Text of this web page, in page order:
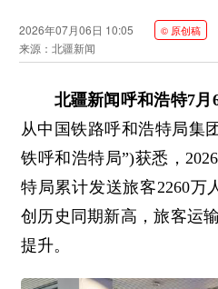
2026年07月06日 10:05
来源：北疆新闻
© 原创稿
北疆新闻呼和浩特7
从中国铁路呼和浩特局集
铁呼和浩特局”)获悉，
特局累计发送旅客2260万
创历史同期新高，旅客运
提升。